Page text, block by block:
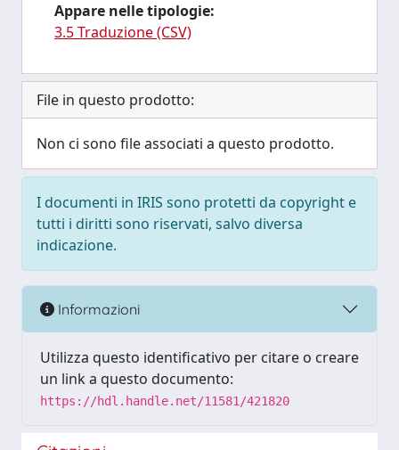
Appare nelle tipologie:
3.5 Traduzione (CSV)
File in questo prodotto:
Non ci sono file associati a questo prodotto.
I documenti in IRIS sono protetti da copyright e
tutti i diritti sono riservati, salvo diversa
indicazione.
Informazioni
Utilizza questo identificativo per citare o creare
un link a questo documento:
https://hdl.handle.net/11581/421820